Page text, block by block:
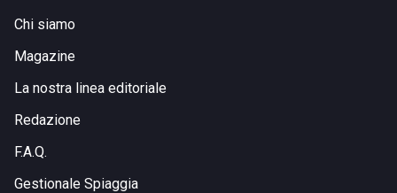
Chi siamo
Magazine
La nostra linea editoriale
Redazione
F.A.Q.
Gestionale Spiaggia